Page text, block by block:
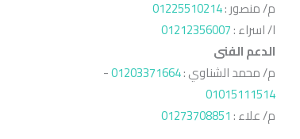
م/ منصور :01225510214
ا/ اسراء :01212356007
الدعم الفنى
م/ محمد الشناوي :01203371664
-
01015111514
م/ علاء :01273708851